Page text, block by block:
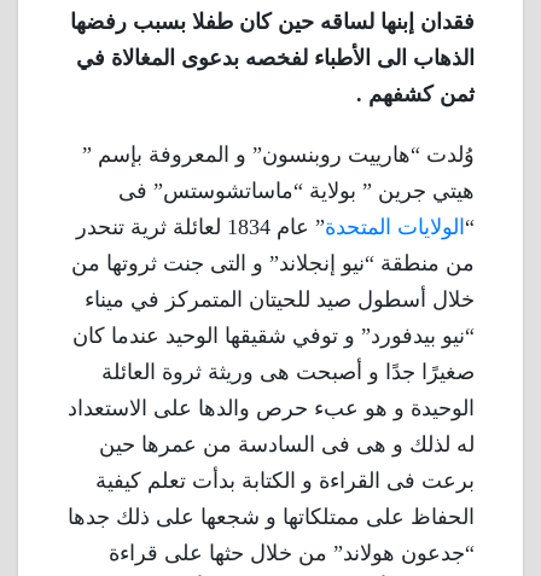
فقدان إبنها لساقه حين كان طفلا بسبب رفضها
الذهاب الى الأطباء لفخصه بدعوى المغالاة في
ثمن كشفهم .
وُلدت “هارييت روبنسون” و المعروفة بإسم ”
هيتي جرين ” بولاية “ماساتشوستس” فى
“ الولايات المتحدة
” عام 1834 لعائلة ثرية تنحدر
من منطقة “نيو إنجلاند” و التى جنت ثروتها من
خلال أسطول صيد للحيتان المتمركز في ميناء
“نيو بيدفورد” و توفي شقيقها الوحيد عندما كان
صغيرًا جدًا و أصبحت هى وريثة ثروة العائلة
الوحيدة و هو عبء حرص والدها على الاستعداد
له لذلك و هى فى السادسة من عمرها حين
برعت فى القراءة و الكتابة بدأت تعلم كيفية
الحفاظ على ممتلكاتها و شجعها على ذلك جدها
“جدعون هولاند” من خلال حثها على قراءة